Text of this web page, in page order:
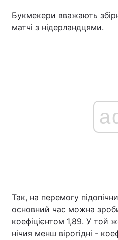
Букмекери вважають
матчі з нідерландцями.
Так, на перемогу
основний час можна
коефіцієнтом 1,89. У той
нічия менш вірогідні -